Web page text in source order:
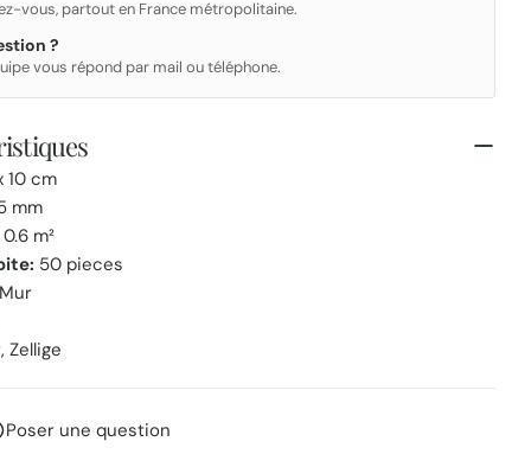
vous, partout en France métropolitaine.
?
vous répond par mail ou téléphone.
10 cm
mm
0.6 m²
50 pieces
Mur
Zellige
Poser une question